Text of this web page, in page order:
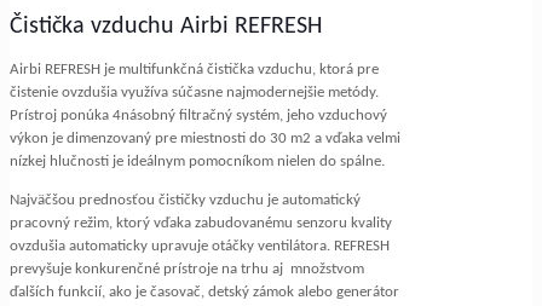
Čistička vzduchu Airbi REFRESH
Airbi REFRESH je multifunkčná čistička vzduchu, ktorá pre
čistenie ovzdušia využíva súčasne najmodernejšie metódy.
Prístroj ponúka 4násobný filtračný systém, jeho vzduchový
výkon je dimenzovaný pre miestnosti do 30 m2 a vďaka velmi
nízkej hlučnosti je ideálnym pomocníkom nielen do spálne.
Najväčšou prednosťou čističky vzduchu je automatický
pracovný režim, ktorý vďaka zabudovanému senzoru kvality
ovzdušia automaticky upravuje otáčky ventilátora. REFRESH
prevyšuje konkurenčné prístroje na trhu aj množstvom
ďalších funkcií, ako je časovač, detský zámok alebo generátor